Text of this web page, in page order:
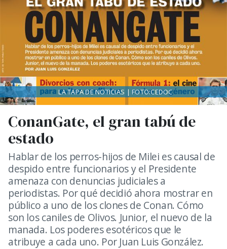
ConanGate, el gran tabú de
estado
Hablar de los perros-hijos de Milei es causal de
despido entre funcionarios y el Presidente
amenaza con denuncias judiciales a
periodistas. Por qué decidió ahora mostrar en
público a uno de los clones de Conan. Cómo
son los caniles de Olivos. Junior, el nuevo de la
manada. Los poderes esotéricos que le
atribuye a cada uno. Por Juan Luis González.
LA TAPA DE NOTICIAS | FOTO:CEDOC